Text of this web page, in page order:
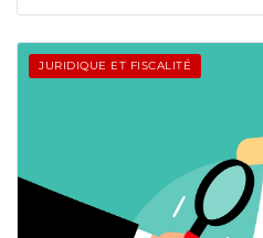
JURIDIQUE ET FISCALITÉ